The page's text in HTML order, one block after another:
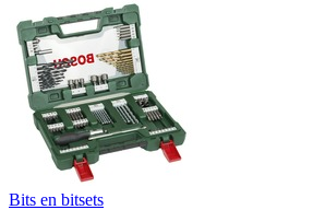
Bits en bitsets